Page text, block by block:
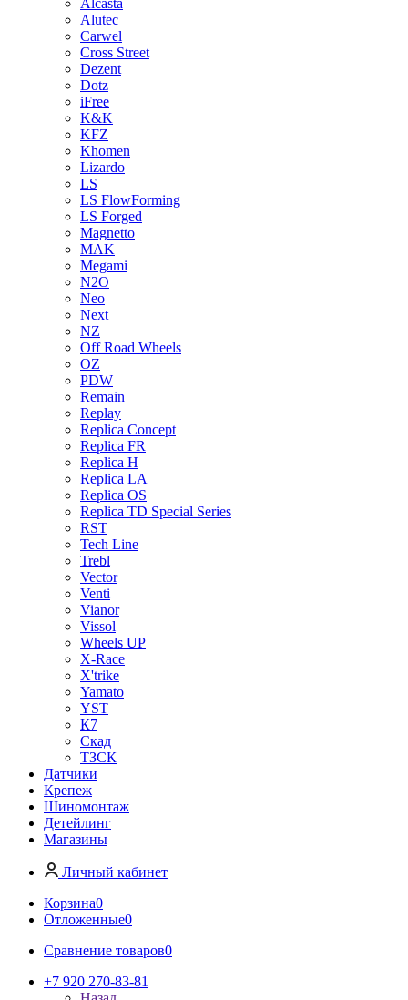
Alcasta
Alutec
Carwel
Cross Street
Dezent
Dotz
iFree
K&K
KFZ
Khomen
Lizardo
LS
LS FlowForming
LS Forged
Magnetto
MAK
Megami
N2O
Neo
Next
NZ
Off Road Wheels
OZ
PDW
Remain
Replay
Replica Concept
Replica FR
Replica H
Replica LA
Replica OS
Replica TD Special Series
RST
Tech Line
Trebl
Vector
Venti
Vianor
Vissol
Wheels UP
X-Race
X'trike
Yamato
YST
К7
Скад
ТЗСК
Датчики
Крепеж
Шиномонтаж
Детейлинг
Магазины
Личный кабинет
Корзина0
Отложенные0
Сравнение товаров0
+7 920 270-83-81